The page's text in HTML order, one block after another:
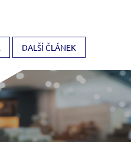
DALŠÍ ČLÁNEK